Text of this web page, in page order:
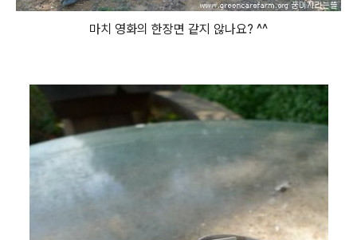
마치 영화의 한장면 같지 않나요? ^^